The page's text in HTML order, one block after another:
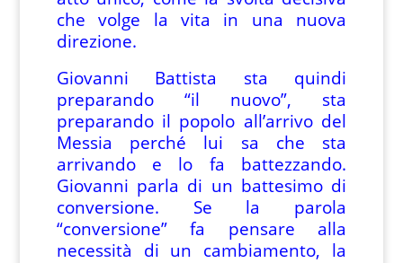
che volge la vita in una nuova
direzione.
Giovanni Battista sta quindi
preparando “il nuovo”, sta
preparando il popolo all’arrivo del
Messia perché lui sa che sta
arrivando e lo fa battezzando.
Giovanni parla di un battesimo di
conversione. Se la parola
“conversione” fa pensare alla
necessità di un cambiamento, la